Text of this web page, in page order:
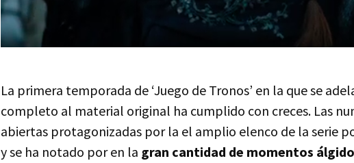
La primera temporada de ‘Juego de Tronos’ en la que se
completo al material original ha cumplido con creces. Las
abiertas protagonizadas por la el amplio elenco de la serie
y se ha notado por en la gran cantidad de momentos